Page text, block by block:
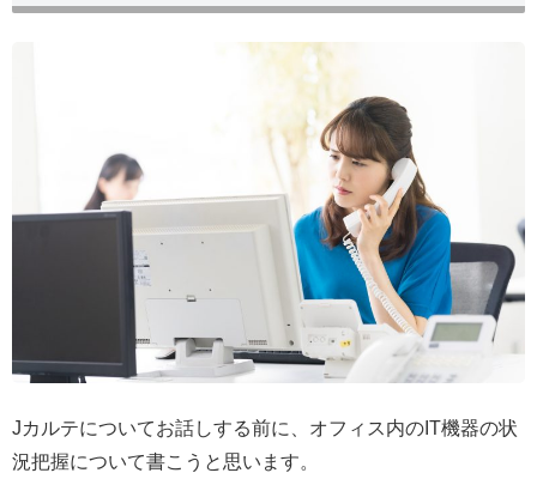
Jカルテについてお話しする前に、オフィス内のIT機器の状
況把握について書こうと思います。